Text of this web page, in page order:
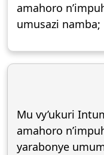
amahoro
umusazi namba;
Mu vy’ukuri
amahoro
yarabonye